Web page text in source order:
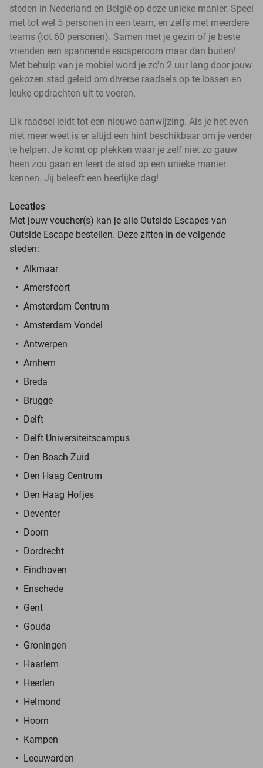
steden in Nederland en België op deze unieke manier. Speel
met tot wel 5 personen in een team, en zelfs met meerdere
teams (tot 60 personen). Samen met je gezin of je beste
vrienden een spannende escaperoom maar dan buiten!
Met behulp van je mobiel word je zo'n 2 uur lang door jouw
gekozen stad geleid om diverse raadsels op te lossen en
leuke opdrachten uit te voeren.
Elk raadsel leidt tot een nieuwe aanwijzing. Als je het even
niet meer weet is er altijd een hint beschikbaar om je verder
te helpen. Je komt op plekken waar je zelf niet zo gauw
heen zou gaan en leert de stad op een unieke manier
kennen. Jij beleeft een heerlijke dag!
Locaties
Met jouw voucher(s) kan je alle Outside Escapes van
Outside Escape bestellen. Deze zitten in de volgende
steden:
Alkmaar
Amersfoort
Amsterdam Centrum
Amsterdam Vondel
Antwerpen
Arnhem
Breda
Brugge
Delft
Delft Universiteitscampus
Den Bosch Zuid
Den Haag Centrum
Den Haag Hofjes
Deventer
Doorn
Dordrecht
Eindhoven
Enschede
Gent
Gouda
Groningen
Haarlem
Heerlen
Helmond
Hoorn
Kampen
Leeuwarden